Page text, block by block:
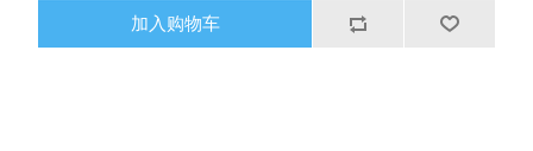
TCP/IP 传输到主机。
加入购物车